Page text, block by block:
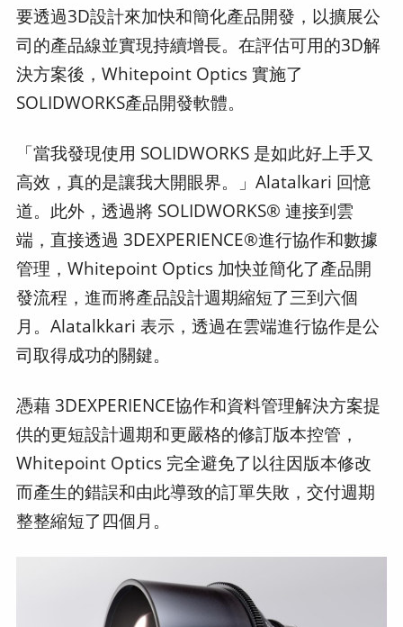
要透過3D設計來加快和簡化產品開發，以擴展公
司的產品線並實現持續增長。在評估可用的3D解
決方案後，Whitepoint Optics 實施了
SOLIDWORKS產品開發軟體。
「當我發現使用 SOLIDWORKS 是如此好上手又
高效，真的是讓我大開眼界。」Alatalkari 回憶
道。此外，透過將 SOLIDWORKS® 連接到雲
端，直接透過 3DEXPERIENCE®進行協作和數據
管理，Whitepoint Optics 加快並簡化了產品開
發流程，進而將產品設計週期縮短了三到六個
月。Alatalkkari 表示，透過在雲端進行協作是公
司取得成功的關鍵。
憑藉 3DEXPERIENCE協作和資料管理解決方案提
供的更短設計週期和更嚴格的修訂版本控管，
Whitepoint Optics 完全避免了以往因版本修改
而產生的錯誤和由此導致的訂單失敗，交付週期
整整縮短了四個月。